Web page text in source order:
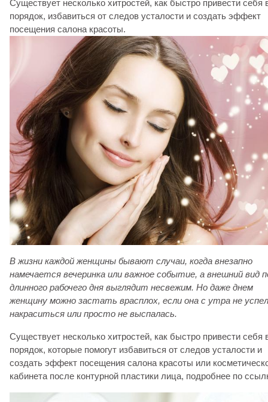
Существует несколько хитростей, как быстро привести себя
порядок, избавиться от следов усталости и создать эффект
посещения салона красоты.
В жизни каждой женщины бывают случаи, когда внезапно
намечается вечеринка или важное событие, а внешний вид
длинного рабочего дня выглядит несвежим. Но даже днем
женщину можно застать врасплох, если она с утра не
накраситься или просто не выспалась.
Существует несколько хитростей, как быстро привести себя
порядок, которые помогут избавиться от следов усталости и
создать эффект посещения салона красоты или
кабинета после контурной пластики лица, подробнее по